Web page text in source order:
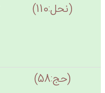
(نحل:110)
(حج:58)